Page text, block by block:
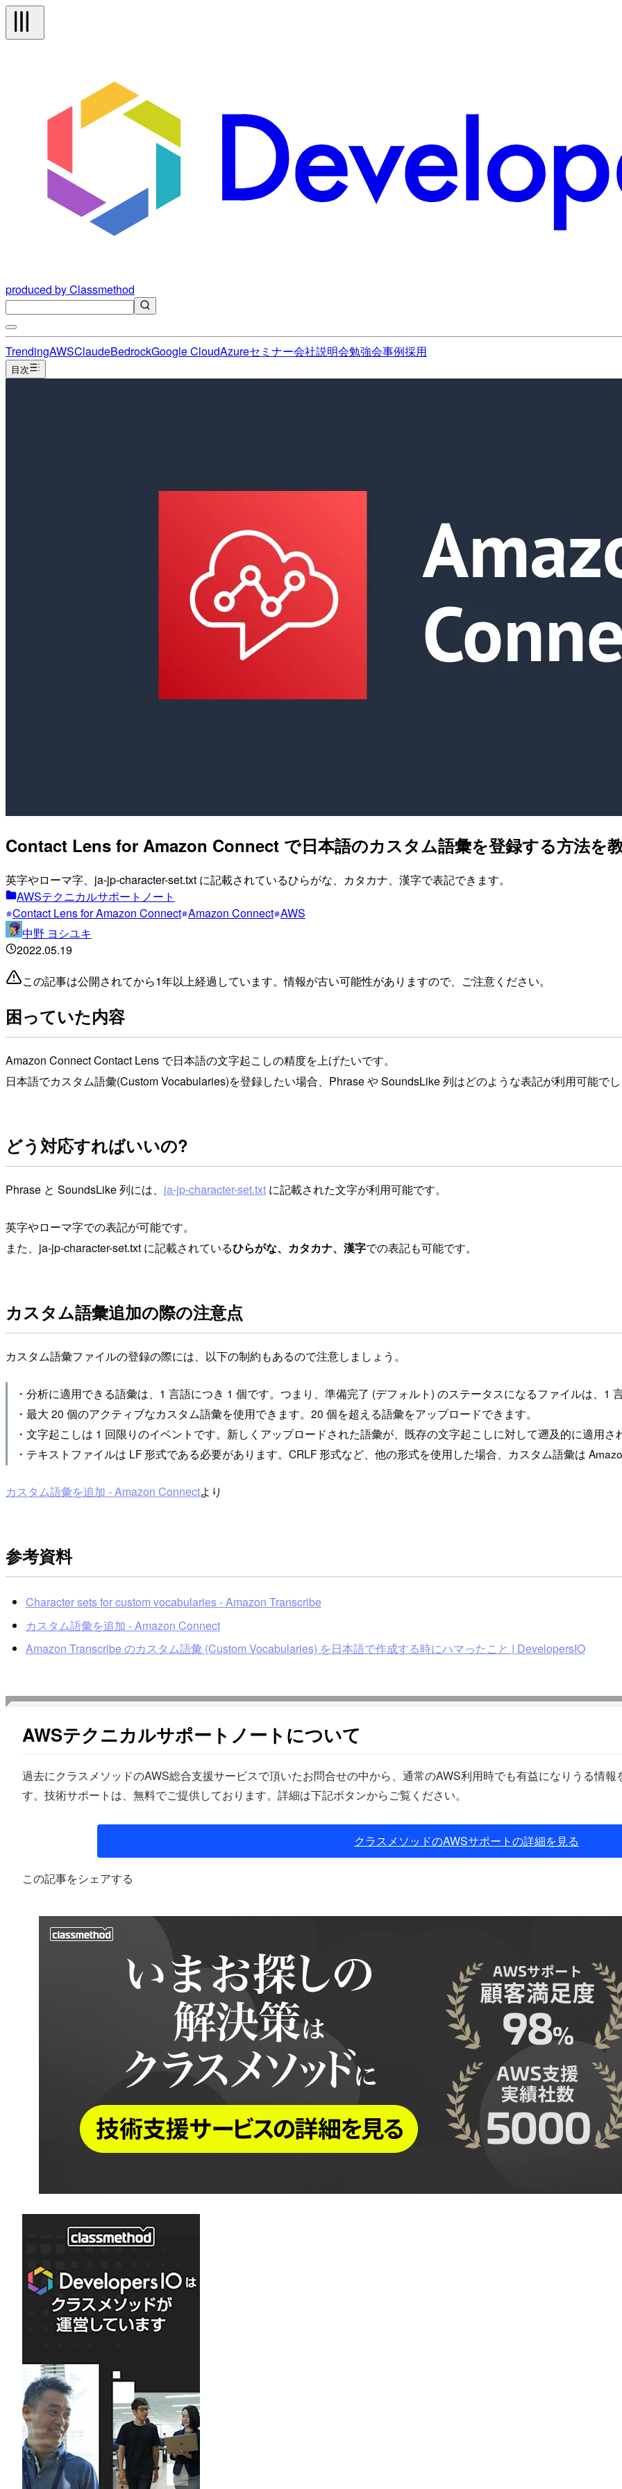
produced by Classmethod
TrendingAWSClaudeBedrockGoogle CloudAzureセミナー会社説明会勉強会事例採用
目次
Contact Lens for Amazon Connect で日本語のカスタム語彙を登録する方法を
英字やローマ字、ja-jp-character-set.txt に記載されているひらがな、カタカナ、漢字で表記できます。
AWSテクニカルサポートノート
Contact Lens for Amazon Connect Amazon Connect AWS
中野 ヨシユキ
2022.05.19
この記事は公開されてから1年以上経過しています。情報が古い可能性がありますので、ご注意ください。
困っていた内容
Amazon Connect Contact Lens で日本語の文字起こしの精度を上げたいです。
日本語でカスタム語彙(Custom Vocabularies)を登録したい場合、Phrase や SoundsLike 列はどのような表記が利用可能
どう対応すればいいの?
Phrase と SoundsLike 列には、 ja-jp-character-set.txt に記載された文字が利用可能です。
英字やローマ字での表記が可能です。
また、ja-jp-character-set.txt に記載されているひらがな、カタカナ、漢字での表記も可能です。
カスタム語彙追加の際の注意点
カスタム語彙ファイルの登録の際には、以下の制約もあるので注意しましょう。
・分析に適用できる語彙は、1 言語につき 1 個です。つまり、準備完了 (デフォルト) のステータスになるファイルは、1
・最大 20 個のアクティブなカスタム語彙を使用できます。20 個を超える語彙をアップロードできます。
・文字起こしは 1 回限りのイベントです。新しくアップロードされた語彙が、既存の文字起こしに対して遡及的に適用さ
・テキストファイルは LF 形式である必要があります。CRLF 形式など、他の形式を使用した場合、カスタム語彙は
カスタム語彙を追加 - Amazon Connectより
参考資料
Character sets for custom vocabularies - Amazon Transcribe
カスタム語彙を追加 - Amazon Connect
Amazon Transcribe のカスタム語彙 (Custom Vocabularies) を日本語で作成する時にハマったこと | DevelopersIO
AWSテクニカルサポートノートについて
過去にクラスメソッドのAWS総合支援サービスで頂いたお問合せの中から、通常のAWS利用時でも有益になりうる情
す。技術サポートは、無料でご提供しております。詳細は下記ボタンからご覧ください。
クラスメソッドのAWSサポートの詳細を見る
この記事をシェアする